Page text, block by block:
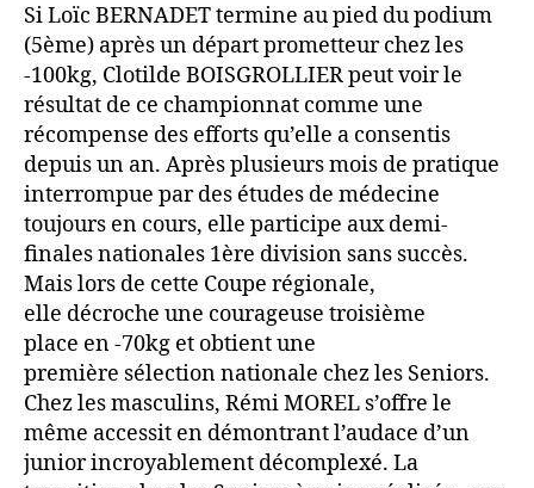
Si Loïc BERNADET termine au pied du podium
(5ème) après un départ prometteur chez les
-100kg, Clotilde BOISGROLLIER peut voir le
résultat de ce championnat comme une
récompense des efforts qu’elle a consentis
depuis un an. Après plusieurs mois de pratique
interrompue par des études de médecine
toujours en cours, elle participe aux demi-
finales nationales 1ère division sans succès.
Mais lors de cette Coupe régionale,
elle décroche une courageuse troisième
place en -70kg et obtient une
première sélection nationale chez les Seniors.
Chez les masculins, Rémi MOREL s’offre le
même accessit en démontrant l’audace d’un
junior incroyablement décomplexé. La